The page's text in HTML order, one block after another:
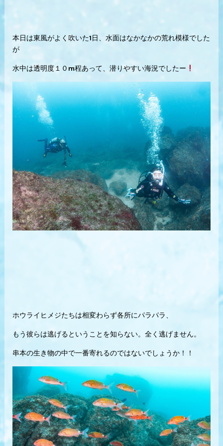
本日は東風がよく吹いた1日、水面はなかなかの荒れ模様でした
が
水中は透明度１０m程あって、潜りやすい海況でしたー
ホウライヒメジたちは相変わらず各所にパラパラ、
もう彼らは逃げるということを知らない。全く逃げません。
串本の生き物の中で一番寄れるのではないでしょうか！！